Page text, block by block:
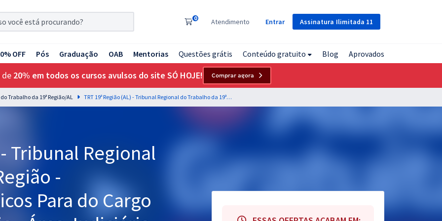
Assinatura Ilimitada 11
0 Atendimento Entrar
OFF Pós Graduação OAB Mentorias Questões grátis Conteúdo gratuito Blog Aprovados
de 20% em todos os cursos avulsos do site SÓ HOJE! Comprar agora
Trabalho da 19ª Região/AL TRT 19ª Região (AL) - Tribunal Regional do Trabalho da 19ª Região - Conhecimentos Básicos Para do Cargo de Analista Judiciário - Área Judiciária
Tribunal Regional
-
Para do Cargo